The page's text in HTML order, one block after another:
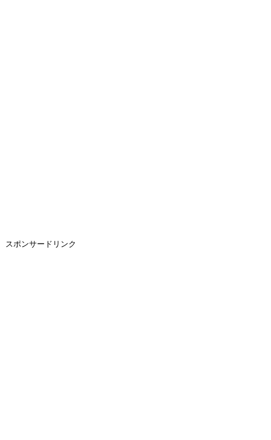
スポンサードリンク